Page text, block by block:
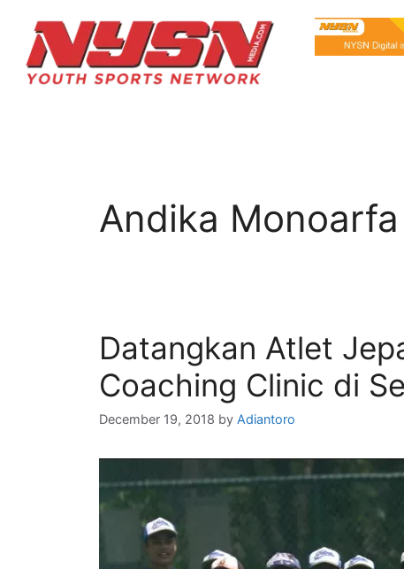
Andika Monoarfa
Datangkan Atlet
Coaching Clinic di
December 19, 2018 by Adiantoro